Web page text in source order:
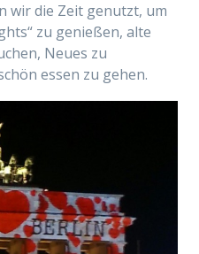
wir die Zeit genutzt, um
zu genießen, alte
Neues zu
essen zu gehen.